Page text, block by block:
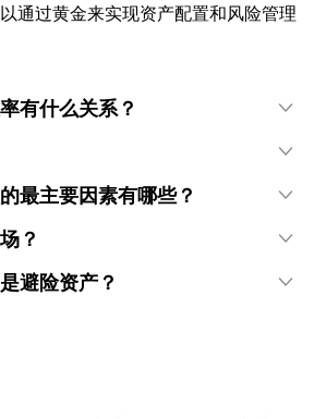
通过黄金来实现资产配置和风险管理
有什么关系？
最主要因素有哪些？
？
避险资产？